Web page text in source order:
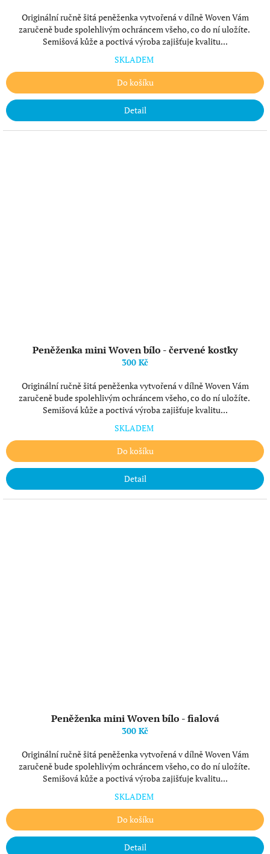
Originální ručně šitá peněženka vytvořená v dílně Woven Vám
zaručeně bude spolehlivým ochráncem všeho, co do ní uložíte.
Semišová kůže a poctivá výroba zajišťuje kvalitu...
SKLADEM
Do košíku
Detail
Peněženka mini Woven bílo - červené kostky
300 Kč
Originální ručně šitá peněženka vytvořená v dílně Woven Vám
zaručeně bude spolehlivým ochráncem všeho, co do ní uložíte.
Semišová kůže a poctivá výroba zajišťuje kvalitu...
SKLADEM
Do košíku
Detail
Peněženka mini Woven bílo - fialová
300 Kč
Originální ručně šitá peněženka vytvořená v dílně Woven Vám
zaručeně bude spolehlivým ochráncem všeho, co do ní uložíte.
Semišová kůže a poctivá výroba zajišťuje kvalitu...
SKLADEM
Do košíku
Detail